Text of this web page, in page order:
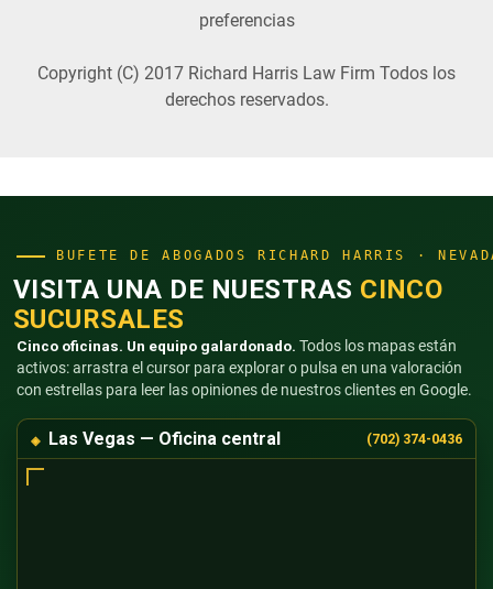
preferencias
Copyright (C) 2017 Richard Harris Law Firm Todos los
derechos reservados.
BUFETE DE ABOGADOS RICHARD HARRIS ·
VISITA UNA DE NUESTRAS CINCO
SUCURSALES
Cinco oficinas. Un equipo galardonado. Todos los mapas están
activos: arrastra el cursor para explorar o pulsa en una valoración
con estrellas para leer las opiniones de nuestros clientes en Google.
Las Vegas — Oficina central (702) 374-0436